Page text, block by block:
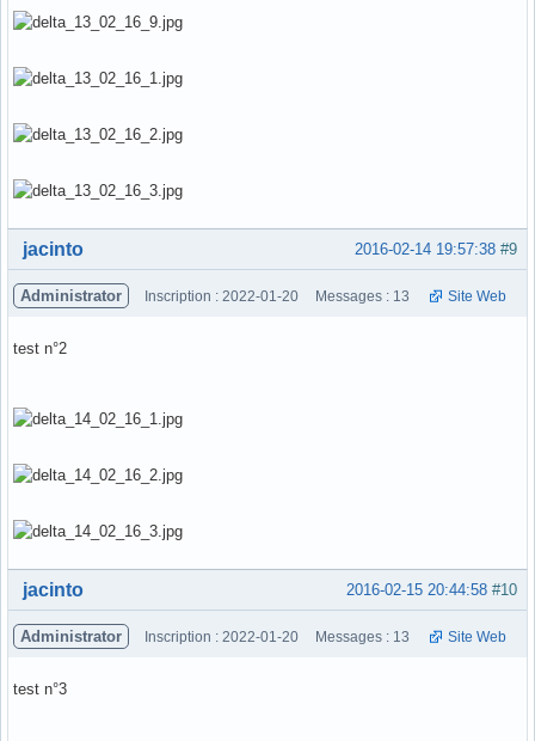
Hors ligne #9
2016-02-14 19:57:38
jacinto
Administrator Inscription : 2022-01-20 Messages : 13 Site Web
test n°2
Hors ligne #10
2016-02-15 20:44:58
jacinto
Administrator Inscription : 2022-01-20 Messages : 13 Site Web
test n°3